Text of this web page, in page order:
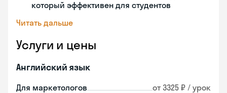
который эффективен для студентов
Читать дальше
Услуги и цены
Английский язык
Для маркетологов от 3325 ₽ / урок